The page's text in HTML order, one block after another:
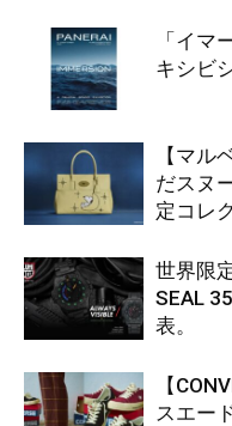
「イマ
キシビ
【マル
だスヌ
定コレ
世界限
SEAL
表。
【
スエー